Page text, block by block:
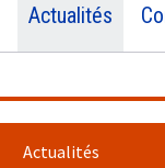
Actualités
Actualités